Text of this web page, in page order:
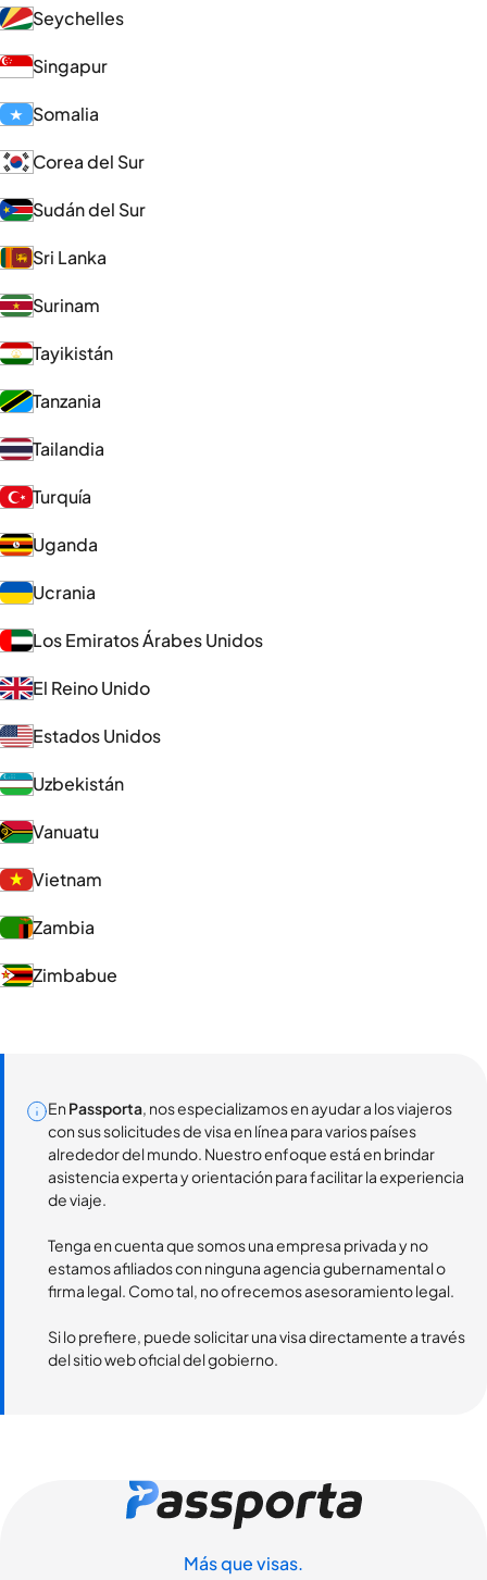
Seychelles
Singapur
Somalia
Corea del Sur
Sudán del Sur
Sri Lanka
Surinam
Tayikistán
Tanzania
Tailandia
Turquía
Uganda
Ucrania
Los Emiratos Árabes Unidos
El Reino Unido
Estados Unidos
Uzbekistán
Vanuatu
Vietnam
Zambia
Zimbabue
En Passporta, nos especializamos en ayudar a los viajeros
con sus solicitudes de visa en línea para varios países
alrededor del mundo. Nuestro enfoque está en brindar
asistencia experta y orientación para facilitar la experiencia
de viaje.
Tenga en cuenta que somos una empresa privada y no
estamos afiliados con ninguna agencia gubernamental o
firma legal. Como tal, no ofrecemos asesoramiento legal.
Si lo prefiere, puede solicitar una visa directamente a través
del sitio web oficial del gobierno.
Más que visas.